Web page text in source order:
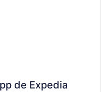
de Expedia